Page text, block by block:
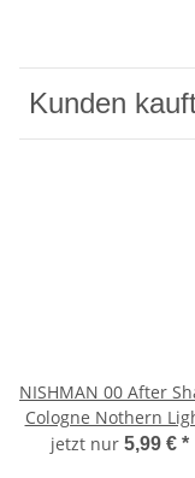
Kunden
NISHMAN 00 After
Cologne Nothern
XL 400 ml XL
jetzt nur 5,99 € *